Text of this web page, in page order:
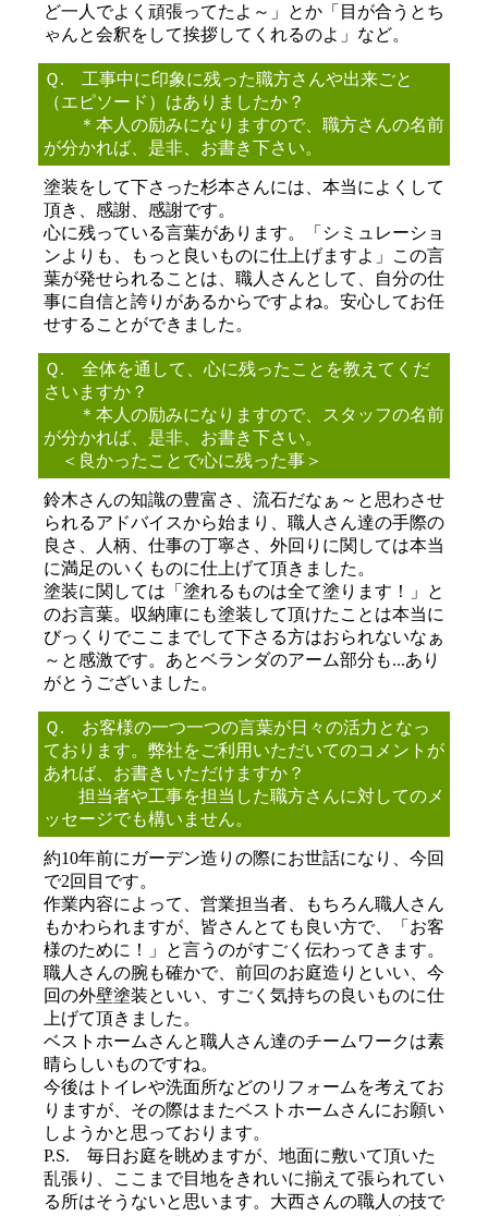
ど一人でよく頑張ってたよ～」とか「目が合うとち
ゃんと会釈をして挨拶してくれるのよ」など。
Ｑ. 工事中に印象に残った職方さんや出来ごと
（エピソード）はありましたか？
＊本人の励みになりますので、職方さんの名前
が分かれば、是非、お書き下さい。
塗装をして下さった杉本さんには、本当によくして
頂き、感謝、感謝です。
心に残っている言葉があります。「シミュレーショ
ンよりも、もっと良いものに仕上げますよ」この言
葉が発せられることは、職人さんとして、自分の仕
事に自信と誇りがあるからですよね。安心してお任
せすることができました。
Ｑ. 全体を通して、心に残ったことを教えてくだ
さいますか？
＊本人の励みになりますので、スタッフの名前
が分かれば、是非、お書き下さい。
＜良かったことで心に残った事＞
鈴木さんの知識の豊富さ、流石だなぁ～と思わさせ
られるアドバイスから始まり、職人さん達の手際の
良さ、人柄、仕事の丁寧さ、外回りに関しては本当
に満足のいくものに仕上げて頂きました。
塗装に関しては「塗れるものは全て塗ります！」と
のお言葉。収納庫にも塗装して頂けたことは本当に
びっくりでここまでして下さる方はおられないなぁ
～と感激です。あとベランダのアーム部分も...あり
がとうございました。
Ｑ. お客様の一つ一つの言葉が日々の活力となっ
ております。弊社をご利用いただいてのコメントが
あれば、お書きいただけますか？
担当者や工事を担当した職方さんに対してのメ
ッセージでも構いません。
約10年前にガーデン造りの際にお世話になり、今回
で2回目です。
作業内容によって、営業担当者、もちろん職人さん
もかわられますが、皆さんとても良い方で、「お客
様のために！」と言うのがすごく伝わってきます。
職人さんの腕も確かで、前回のお庭造りといい、今
回の外壁塗装といい、すごく気持ちの良いものに仕
上げて頂きました。
ベストホームさんと職人さん達のチームワークは素
晴らしいものですね。
今後はトイレや洗面所などのリフォームを考えてお
りますが、その際はまたベストホームさんにお願い
しようかと思っております。
P.S. 毎日お庭を眺めますが、地面に敷いて頂いた
乱張り、ここまで目地をきれいに揃えて張られてい
る所はそうないと思います。大西さんの職人の技で